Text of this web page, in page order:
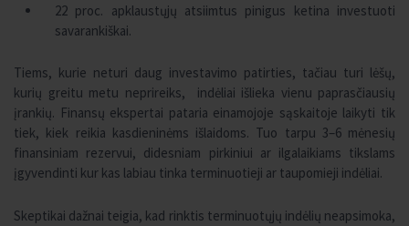
22 proc. apklaustųjų atsiimtus pinigus ketina investuoti
savarankiškai.
Tiems, kurie neturi daug investavimo patirties, tačiau turi lėšų,
kurių greitu metu neprireiks, indėliai išlieka vienu paprasčiausių
įrankių. Finansų ekspertai pataria einamojoje sąskaitoje laikyti tik
tiek, kiek reikia kasdieninėms išlaidoms. Tuo tarpu 3–6 mėnesių
finansiniam rezervui, didesniam pirkiniui ar ilgalaikiams tikslams
įgyvendinti kur kas labiau tinka terminuotieji ar taupomieji indėliai.
Skeptikai dažnai teigia, kad rinktis terminuotųjų indėlių neapsimoka,